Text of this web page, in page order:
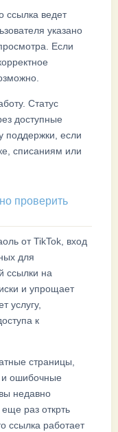
ссылка ведет
указано
Если
Статус
доступные
поддержки, если
списаниям или
проверить
от TikTok, вход
для
ссылки на
и упрощает
услугу,
к
страницы,
и ошибочные
недавно
раз открть
ссылка работает